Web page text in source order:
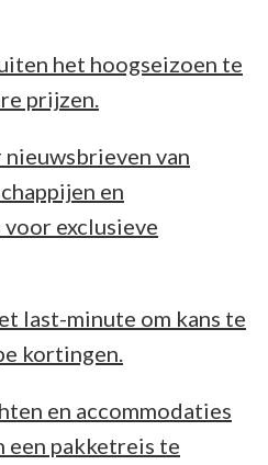
het hoogseizoen te
prijzen.
van
en
exclusieve
last-minute om kans te
kortingen.
en accommodaties
een pakketreis te